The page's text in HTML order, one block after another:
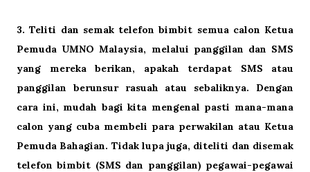
3.Teliti dan semak telefon bimbit semua calon Ketua
Pemuda UMNO Malaysia, melalui panggilan dan SMS
yang mereka berikan, apakah terdapat SMS atau
panggilan berunsur rasuah atau sebaliknya. Dengan
cara ini, mudah bagi kita mengenal pasti mana-mana
calon yang cuba membeli para perwakilan atau Ketua
Pemuda Bahagian. Tidak lupa juga, diteliti dan disemak
telefon bimbit (SMS dan panggilan) pegawai-pegawai